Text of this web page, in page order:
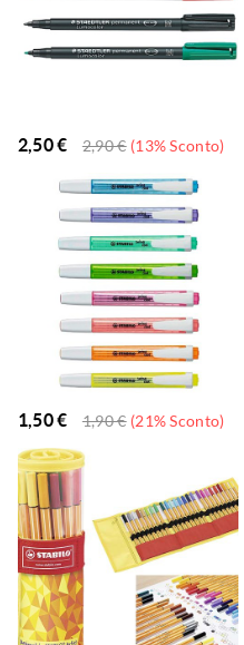
2,50€ 2,90€ (13% Sconto)
1,50€ 1,90€ (21% Sconto)